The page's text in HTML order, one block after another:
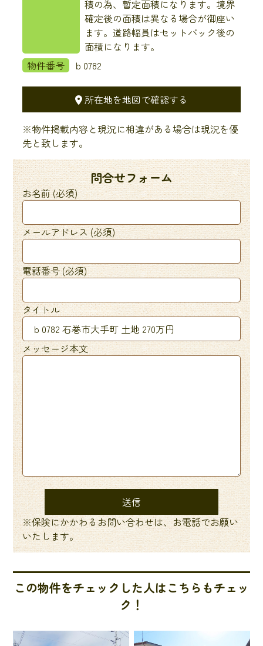
積の為、暫定面積になります。境界
確定後の面積は異なる場合が御座い
ます。道路幅員はセットバック後の
面積になります。
物件番号
ｂ0782
所在地を地図で確認する
※物件掲載内容と現況に相違がある場合は現況を優
先と致します。
問合せフォーム
お名前 (必須)
メールアドレス (必須)
電話番号 (必須)
タイトル
メッセージ本文
※保険にかかわるお問い合わせは、お電話でお願い
いたします。
この物件をチェックした人はこちらもチェッ
ク！